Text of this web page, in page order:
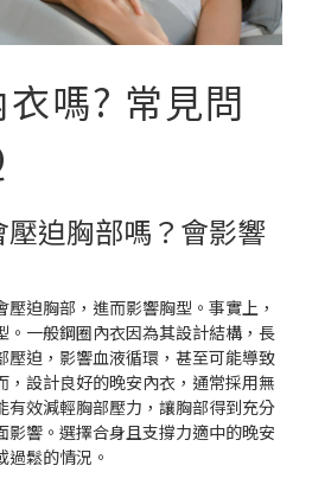
嗎? 常見問
迫胸部嗎？會影響
迫胸部，進而影響胸型。事實上，
。一般鋼圈內衣因為其設計結構，長
壓迫，影響血液循環，甚至可能導致
，設計良好的晚安內衣，通常採用無
有效減輕胸部壓力，讓胸部得到充分
影響。選擇合身且支撐力適中的晚安
過鬆的情況。